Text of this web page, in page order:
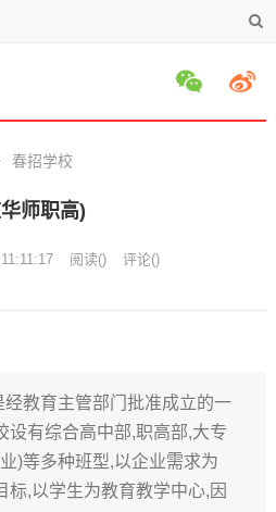
春招学校
师职高)
阅读() 评论()
教育主管部门批准成立的一
设有综合高中部,职高部,大专
)等多种班型,以企业需求为
标,以学生为教育教学中心,因